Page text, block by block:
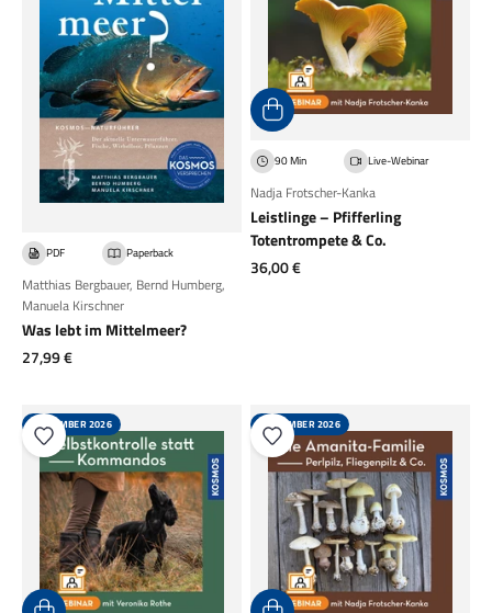
PDF Paperback
Matthias Bergbauer, Bernd Humberg,
Manuela Kirschner
Was lebt im Mittelmeer?
Angebot
27,99 €
90 Min Live-Webinar
Nadja Frotscher-Kanka
Leistlinge – Pfifferling
Totentrompete & Co.
Angebot
36,00 €
SEPTEMBER 2026 SEPTEMBER 2026